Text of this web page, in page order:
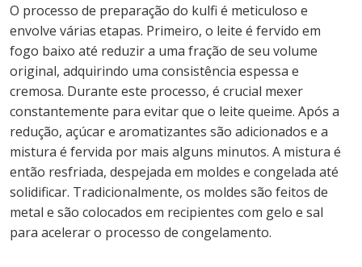
O processo de preparação do kulfi é meticuloso e
envolve várias etapas. Primeiro, o leite é fervido em
fogo baixo até reduzir a uma fração de seu volume
original, adquirindo uma consistência espessa e
cremosa. Durante este processo, é crucial mexer
constantemente para evitar que o leite queime. Após a
redução, açúcar e aromatizantes são adicionados e a
mistura é fervida por mais alguns minutos. A mistura é
então resfriada, despejada em moldes e congelada até
solidificar. Tradicionalmente, os moldes são feitos de
metal e são colocados em recipientes com gelo e sal
para acelerar o processo de congelamento.